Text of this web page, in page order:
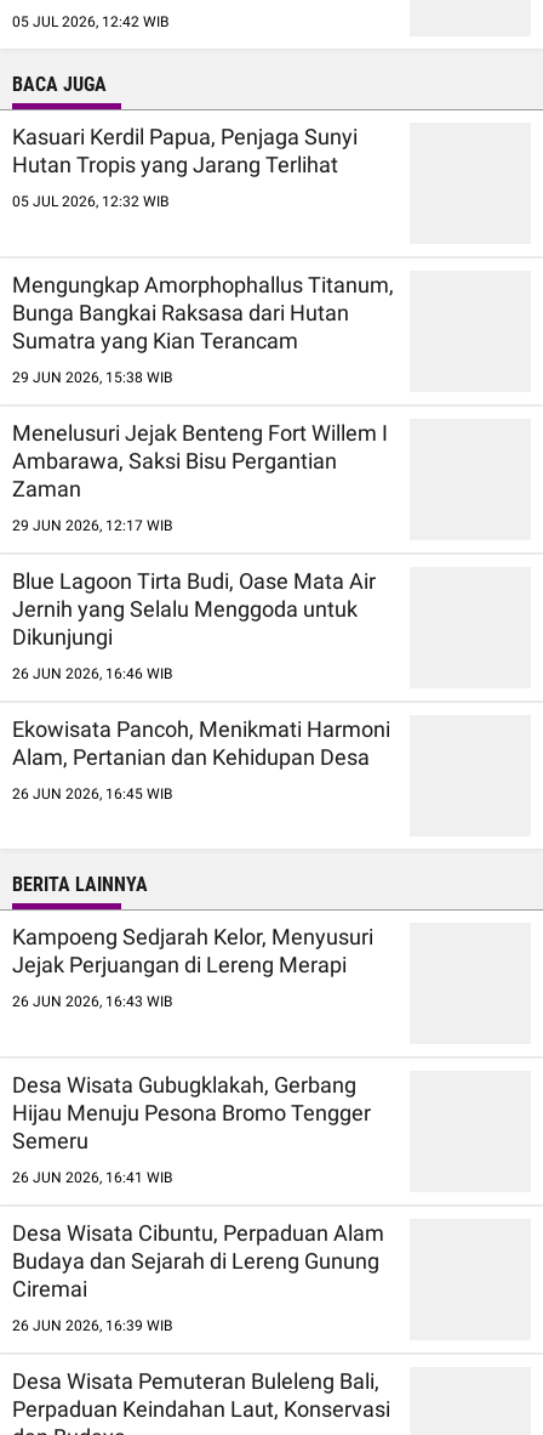
05 JUL 2026, 12:42 WIB
BACA JUGA
Kasuari Kerdil Papua, Penjaga Sunyi
Hutan Tropis yang Jarang Terlihat
05 JUL 2026, 12:32 WIB
Mengungkap Amorphophallus Titanum,
Bunga Bangkai Raksasa dari Hutan
Sumatra yang Kian Terancam
29 JUN 2026, 15:38 WIB
Menelusuri Jejak Benteng Fort Willem I
Ambarawa, Saksi Bisu Pergantian
Zaman
29 JUN 2026, 12:17 WIB
Blue Lagoon Tirta Budi, Oase Mata Air
Jernih yang Selalu Menggoda untuk
Dikunjungi
26 JUN 2026, 16:46 WIB
Ekowisata Pancoh, Menikmati Harmoni
Alam, Pertanian dan Kehidupan Desa
26 JUN 2026, 16:45 WIB
BERITA LAINNYA
Kampoeng Sedjarah Kelor, Menyusuri
Jejak Perjuangan di Lereng Merapi
26 JUN 2026, 16:43 WIB
Desa Wisata Gubugklakah, Gerbang
Hijau Menuju Pesona Bromo Tengger
Semeru
26 JUN 2026, 16:41 WIB
Desa Wisata Cibuntu, Perpaduan Alam
Budaya dan Sejarah di Lereng Gunung
Ciremai
26 JUN 2026, 16:39 WIB
Desa Wisata Pemuteran Buleleng Bali,
Perpaduan Keindahan Laut, Konservasi